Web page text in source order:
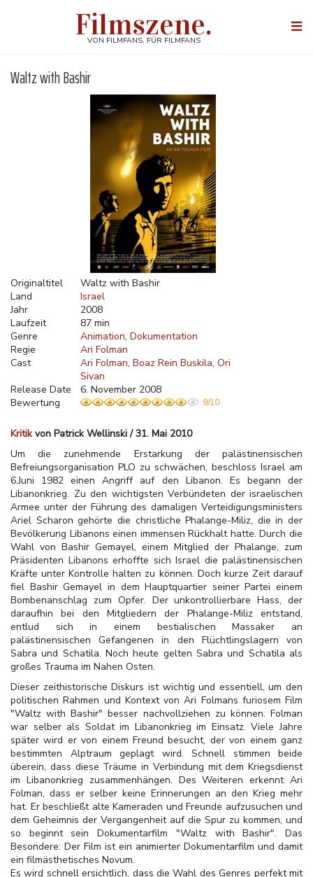
Filmszene.
VON FILMFANS, FÜR FILMFANS
Waltz with Bashir
Originaltitel
Waltz with Bashir
Land
Israel
Jahr
2008
Laufzeit
87 min
Genre
Animation Dokumentation
Regie
Ari Folman
Cast
Ari Folman Boaz Rein Buskila Ori
Sivan
Release Date
6. November 2008
Bewertung
9/10
Kritikvon Patrick Wellinski / 31. Mai 2010
Um die zunehmende Erstarkung der palästinensischen
Befreiungsorganisation PLO zu schwächen, beschloss Israel am
6.Juni 1982 einen Angriff auf den Libanon. Es begann der
Libanonkrieg. Zu den wichtigsten Verbündeten der israelischen
Armee unter der Führung des damaligen Verteidigungsministers
Ariel Scharon gehörte die christliche Phalange-Miliz, die in der
Bevölkerung Libanons einen immensen Rückhalt hatte. Durch die
Wahl von Bashir Gemayel, einem Mitglied der Phalange, zum
Präsidenten Libanons erhoffte sich Israel die palästinensischen
Kräfte unter Kontrolle halten zu können. Doch kurze Zeit darauf
fiel Bashir Gemayel in dem Hauptquartier seiner Partei einem
Bombenanschlag zum Opfer. Der unkontrollierbare Hass, der
daraufhin bei den Mitgliedern der Phalange-Miliz entstand,
entlud sich in einem bestialischen Massaker an
palästinensischen Gefangenen in den Flüchtlingslagern von
Sabra und Schatila. Noch heute gelten Sabra und Schatila als
großes Trauma im Nahen Osten.
Dieser zeithistorische Diskurs ist wichtig und essentiell, um den
politischen Rahmen und Kontext von Ari Folmans furiosem Film
"Waltz with Bashir" besser nachvollziehen zu können. Folman
war selber als Soldat im Libanonkrieg im Einsatz. Viele Jahre
später wird er von einem Freund besucht, der von einem ganz
bestimmten Alptraum geplagt wird. Schnell stimmen beide
überein, dass diese Träume in Verbindung mit dem Kriegsdienst
im Libanonkrieg zusammenhängen. Des Weiteren erkennt Ari
Folman, dass er selber keine Erinnerungen an den Krieg mehr
hat. Er beschließt alte Kameraden und Freunde aufzusuchen und
dem Geheimnis der Vergangenheit auf die Spur zu kommen, und
so beginnt sein Dokumentarfilm "Waltz with Bashir". Das
Besondere: Der Film ist ein animierter Dokumentarfilm und damit
ein filmästhetisches Novum.
Es wird schnell ersichtlich, dass die Wahl des Genres perfekt mit